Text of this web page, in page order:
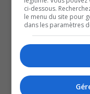
scolaire
Quatre
SOUTENIR NOS
ci-dessous.
le menu du site pour
dans les paramètres